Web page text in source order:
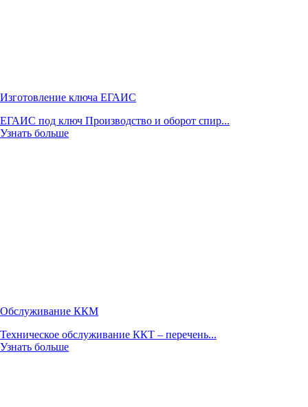
Изготовление ключа ЕГАИС
ЕГАИС под ключ Производство и оборот спир...
Узнать больше
Обслуживание ККМ
Техническое обслуживание ККТ – перечень...
Узнать больше